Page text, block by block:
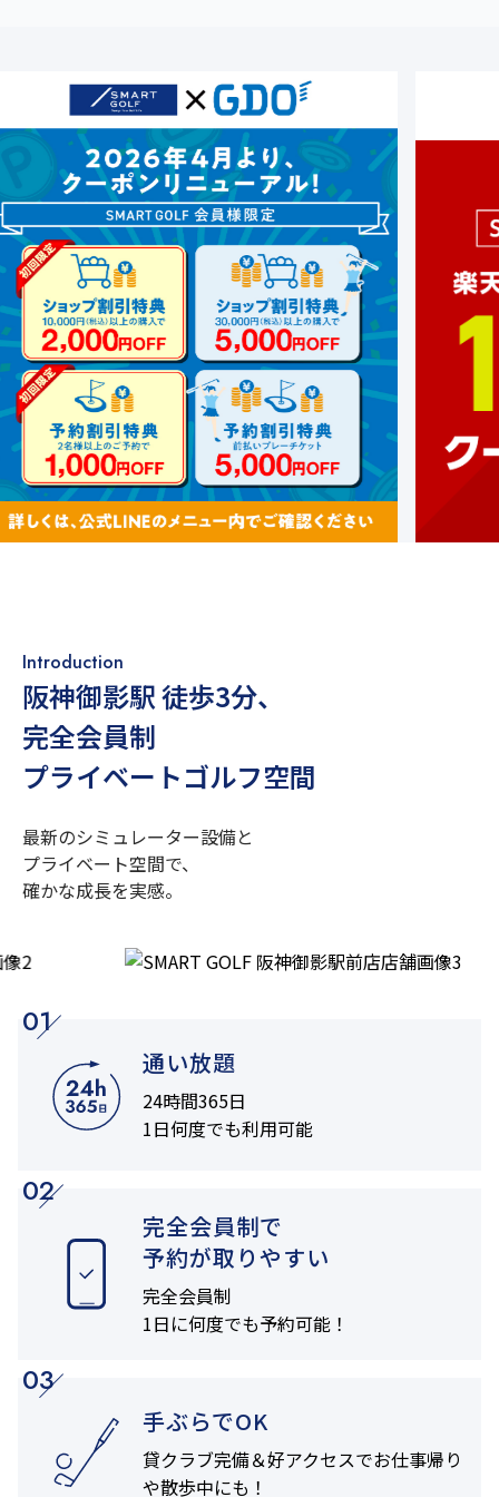
Introduction
阪神御影駅 徒歩3分、
完全会員制
プライベートゴルフ空間
最新のシミュレーター設備と
プライベート空間で、
確かな成長を実感。
01
通い放題
24時間365日
1日何度でも利用可能
02
完全会員制で
予約が取りやすい
完全会員制
1日に何度でも予約可能！
03
手ぶらでOK
貸クラブ完備＆好アクセスでお仕事帰り
や散歩中にも！